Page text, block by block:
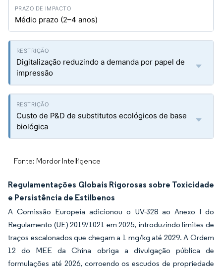
Médio prazo (2–4 anos)
Digitalização reduzindo a demanda por papel de
impressão
Custo de P&D de substitutos ecológicos de base
biológica
Fonte: Mordor Intelligence
Regulamentações Globais Rigorosas sobre Toxicidade
e Persistência de Estilbenos
A Comissão Europeia adicionou o UV-328 ao Anexo I do
Regulamento (UE) 2019/1021 em 2025, introduzindo limites de
traços escalonados que chegam a 1 mg/kg até 2029. A Ordem
12 do MEE da China obriga a divulgação pública de
formulações até 2026, corroendo os escudos de propriedade